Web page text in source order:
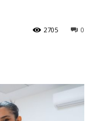
0
2705